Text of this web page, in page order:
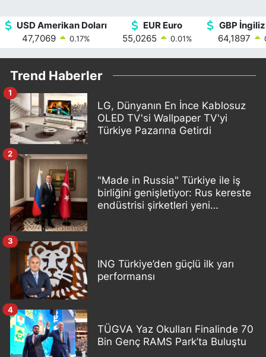
USD Amerikan Doları
47,7069
0.17%
EUR Euro
55,0265
0.01%
GBP
64,1897
Trend Haberler
LG, Dünyanın En İnce Kablosuz
OLED TV'si Wallpaper TV'yi
Türkiye Pazarına Getirdi
1
"Made in Russia" Türkiye ile iş
birliğini genişletiyor: Rus kereste
endüstrisi şirketleri yeni
2
ING Türkiye’den güçlü ilk yarı
performansı
3
TÜGVA Yaz Okulları Finalinde 70
Bin Genç RAMS Park’ta Buluştu
4